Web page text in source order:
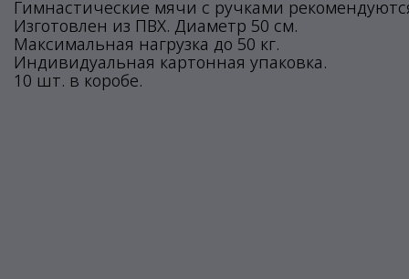
Гимнастические мячи с ручками
Изготовлен из ПВХ. Диаметр 50 см.
Максимальная нагрузка до 50 кг.
Индивидуальная картонная упаковка.
10 шт. в коробе.